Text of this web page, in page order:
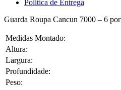
Política de Entrega
Guarda Roupa Cancun 7000 – 6
Medidas Montado:
Altura:
Largura:
Profundidade:
Peso: